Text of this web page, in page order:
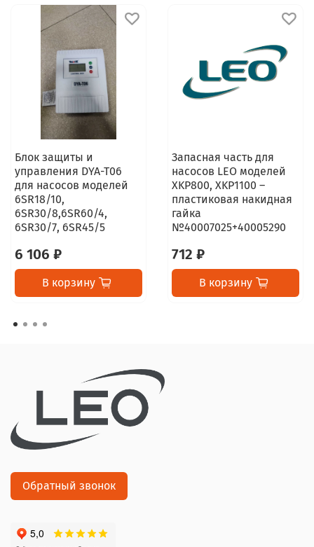
Блок защиты и
управления DYA-T06
для насосов моделей
6SR18/10,
6SR30/8,6SR60/4,
6SR30/7, 6SR45/5
6 106 ₽
В корзину
Запасная часть для
насосов LEO моделей
XKP800, XKP1100 –
пластиковая накидная
гайка
№40007025+40005290
712 ₽
В корзину
Обратный звонок